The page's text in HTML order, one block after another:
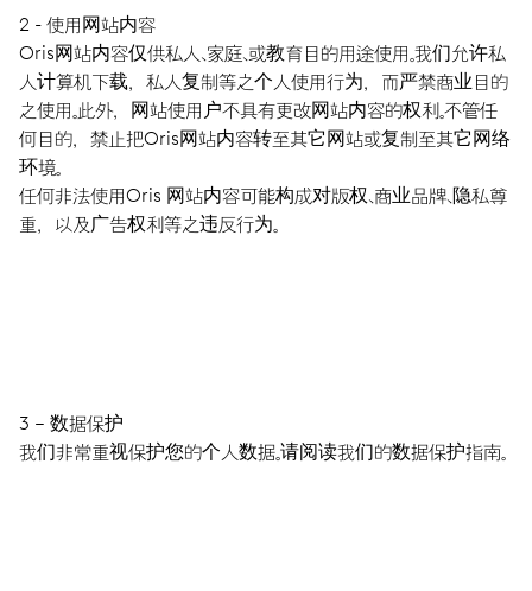
2 - 使用网站内容
Oris网站内容仅供私人、家庭、或教育目的用途使用。我们允许私
人计算机下载，私人复制等之个人使用行为，而严禁商业目的
之使用。此外，网站使用户不具有更改网站内容的权利。不管任
何目的，禁止把Oris网站内容转至其它网站或复制至其它网络
环境。
任何非法使用Oris 网站内容可能构成对版权、商业品牌、隐私尊
重，以及广告权利等之违反行为。
3 – 数据保护
我们非常重视保护您的个人数据。请阅读我们的数据保护指南。